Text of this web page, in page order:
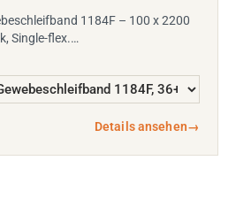
1184F – 100 x 2200
Single-flex.…
Details ansehen→